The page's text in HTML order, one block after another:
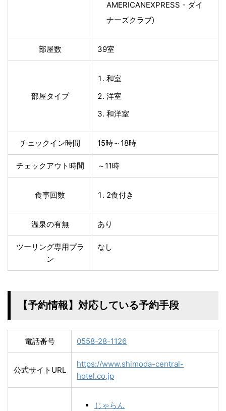
AMERICANEXPRESS・ダイ
ナーズクラブ)
部屋数 39室
部屋タイプ
和室
洋室
和洋室
チェックイン時間 15時～18時
チェックアウト時間 ～11時
食事回数 2食付き
温泉の有無 あり
ツーリング専用プラ
ン
なし
【予約情報】対応している予約手段
電話番号 0558-28-1126
公式サイトURL
https://www.shimoda-central-
hotel.co.jp
じゃらん